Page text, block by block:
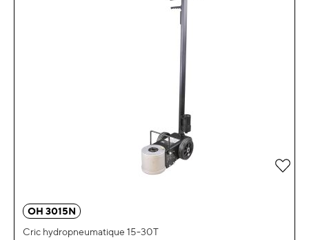
OH 3015N
Cric hydropneumatique 15-30T